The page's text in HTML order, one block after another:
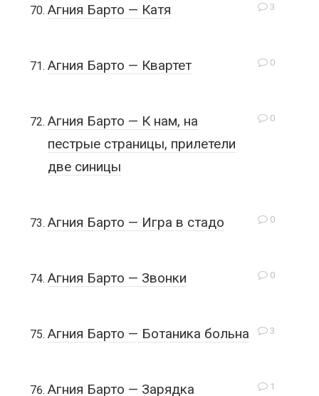
3
Агния Барто — Катя
0
Агния Барто — Квартет
0
Агния Барто — К нам, на
пестрые страницы, прилетели
две синицы
0
Агния Барто — Игра в стадо
0
Агния Барто — Звонки
3
Агния Барто — Ботаника больна
1
Агния Барто — Зарядка